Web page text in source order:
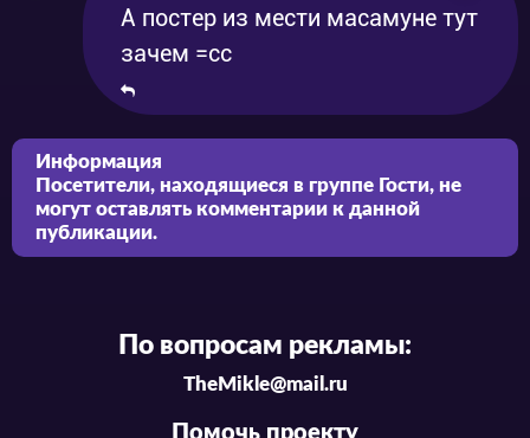
А постер из мести масамуне тут
зачем =сс
Информация
Посетители, находящиеся в группе Гости, не
могут оставлять комментарии к данной
публикации.
По вопросам рекламы:
TheMikle@mail.ru